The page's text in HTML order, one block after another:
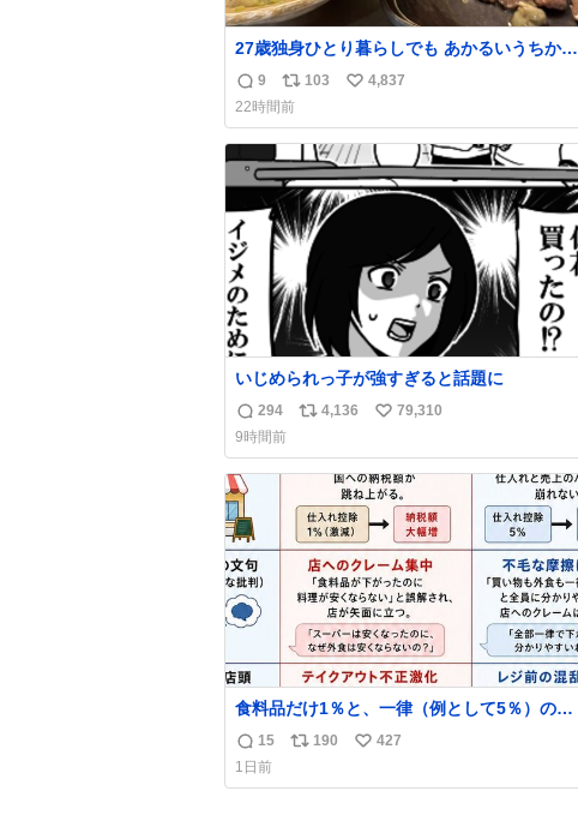
27歳独身ひとり暮らしでも あかるいうちから
呑みながらキッチンでひとり焼肉できてしあ
わせだもん՞ o̴̶̷̥ ̫ o̴̶̷̥ ՞
返
信
数
9
リ
ポ
ス
ト
数
103
い
ね
数
4,837
22時間前
いじめられっ子が強すぎると話題に
返
信
数
294
リ
ス
数
4,136
い
ね
数
79,310
9時間前
食料品だけ1％と、一律（例として5％）の比
較表を作ってみました。 参考になるかと思い
ます。
返
信
15
リ
190
い
427
1日前